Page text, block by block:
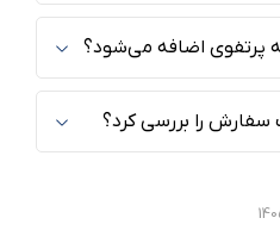
پرتفوی اضافه می‌شود؟
را بررسی کرد؟